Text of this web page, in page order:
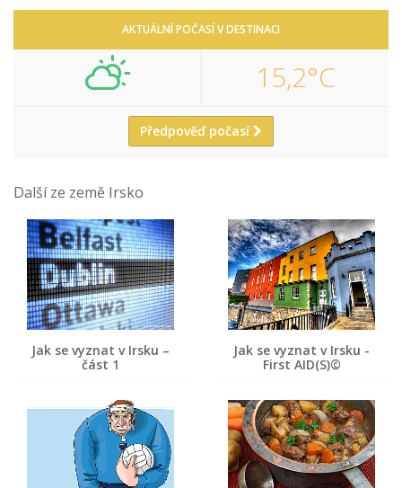
AKTUÁLNÍ POČASÍ V DESTINACI
15,2°C
Předpověď počasí
Další ze země Irsko
Jak se vyznat v Irsku –
část 1
Jak se vyznat v Irsku -
First AID(S)©